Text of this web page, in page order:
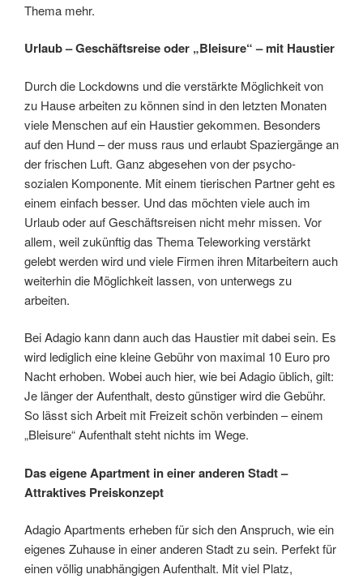
Thema mehr.
Urlaub – Geschäftsreise oder „Bleisure“ – mit Haustier
Durch die Lockdowns und die verstärkte Möglichkeit von
zu Hause arbeiten zu können sind in den letzten Monaten
viele Menschen auf ein Haustier gekommen. Besonders
auf den Hund – der muss raus und erlaubt Spaziergänge an
der frischen Luft. Ganz abgesehen von der psycho-
sozialen Komponente. Mit einem tierischen Partner geht es
einem einfach besser. Und das möchten viele auch im
Urlaub oder auf Geschäftsreisen nicht mehr missen. Vor
allem, weil zukünftig das Thema Teleworking verstärkt
gelebt werden wird und viele Firmen ihren Mitarbeitern auch
weiterhin die Möglichkeit lassen, von unterwegs zu
arbeiten.
Bei Adagio kann dann auch das Haustier mit dabei sein. Es
wird lediglich eine kleine Gebühr von maximal 10 Euro pro
Nacht erhoben. Wobei auch hier, wie bei Adagio üblich, gilt:
Je länger der Aufenthalt, desto günstiger wird die Gebühr.
So lässt sich Arbeit mit Freizeit schön verbinden – einem
„Bleisure“ Aufenthalt steht nichts im Wege.
Das eigene Apartment in einer anderen Stadt –
Attraktives Preiskonzept
Adagio Apartments erheben für sich den Anspruch, wie ein
eigenes Zuhause in einer anderen Stadt zu sein. Perfekt für
einen völlig unabhängigen Aufenthalt. Mit viel Platz,